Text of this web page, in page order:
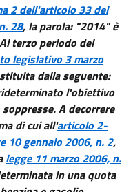
2 dell'articolo 33 del
28, la parola: "2014" è
terzo periodo del
legislativo 3 marzo
dalla seguente:
l'obiettivo
A decorrere
di cui all'articolo 2-
10 gennaio 2006, n. 2,
legge 11 marzo 2006, n.
in una quota